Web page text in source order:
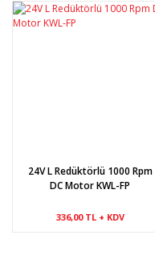
24V L Redüktörlü 1000 Rpm
DC Motor KWL-FP
336,00 TL + KDV